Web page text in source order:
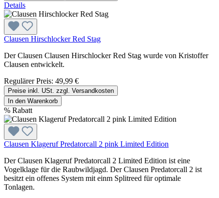
Details
Clausen Hirschlocker Red Stag
Der Clausen Clausen Hirschlocker Red Stag wurde von Kristoffer
Clausen entwickelt.
Regulärer Preis: 49,99 €
Preise inkl. USt. zzgl. Versandkosten
In den Warenkorb
% Rabatt
Clausen Klageruf Predatorcall 2 pink Limited Edition
Der Clausen Klageruf Predatorcall 2 Limited Edition ist eine
Vogelklage für die Raubwildjagd. Der Clausen Predatorcall 2 ist
besitzt ein offenes System mit einm Splitreed für optimale
Tonlagen.